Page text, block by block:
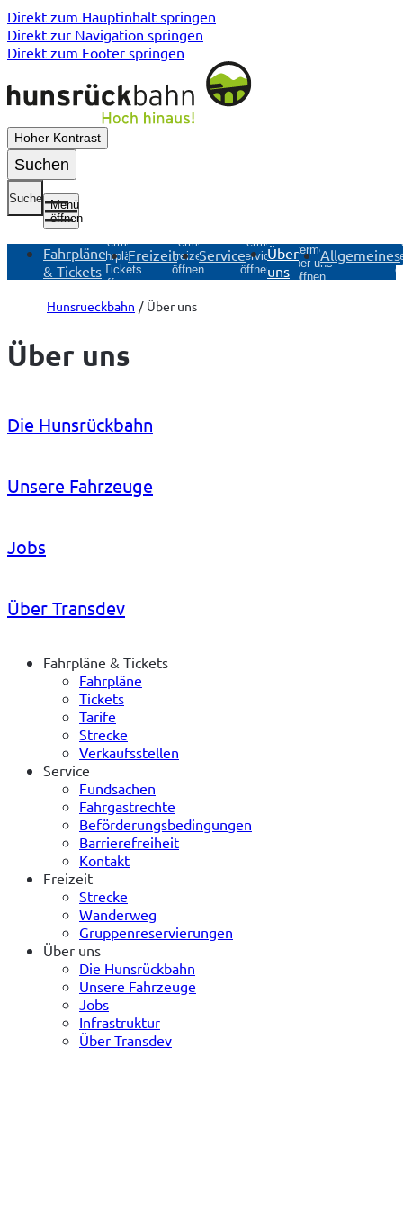
Direkt zum Hauptinhalt springen
Direkt zur Navigation springen
Direkt zum Footer springen
Hoher Kontrast
Suchen
Suche
Menü
öffnen
Fahrpläne
& Tickets
Untermenü
Fahrpläne
& Tickets
öffnen
Freizeit
Untermenü
Freizeit
öffnen
Service
Untermenü
Service
öffnen
Über
uns
Untermenü
Über uns
öffnen
Allgemeines
Hunsrueckbahn Über uns
Über uns
Die Hunsrückbahn
Unsere Fahrzeuge
Jobs
Über Transdev
Fahrpläne & Tickets
Fahrpläne
Tickets
Tarife
Strecke
Verkaufsstellen
Service
Fundsachen
Fahrgastrechte
Beförderungsbedingungen
Barrierefreiheit
Kontakt
Freizeit
Strecke
Wanderweg
Gruppenreservierungen
Über uns
Die Hunsrückbahn
Unsere Fahrzeuge
Jobs
Infrastruktur
Über Transdev